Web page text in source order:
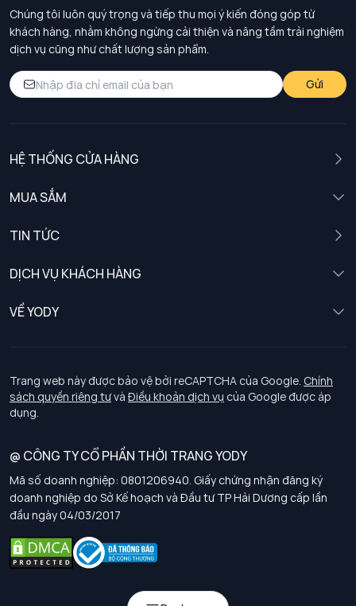
Chúng tôi luôn quý trọng và tiếp thu mọi ý kiến đóng góp từ
khách hàng, nhằm không ngừng cải thiện và nâng tầm trải nghiệm
dịch vụ cũng như chất lượng sản phẩm.
Gửi
HỆ THỐNG CỬA HÀNG
MUA SẮM
TIN TỨC
DỊCH VỤ KHÁCH HÀNG
Chính sách khách hàng thân thiết
Chính sách bảo vệ dữ liệu cá nhân
Chính sách thanh toán, giao nhận
Chính sách chất lượng và an toàn sức khoẻ nghề nghiệp
Chính sách đơn đồng phục
Hướng dẫn chọn kích thước
VỀ YODY
Tuyển dụng
Trang web này được bảo vệ bởi reCAPTCHA của Google. Chính
sách quyền riêng tưvà Điều khoản dịch vụ của Google được áp
dụng.
@ CÔNG TY CỔ PHẦN THỜI TRANG YODY
Mã số doanh nghiệp: 0801206940. Giấy chứng nhận đăng ký
doanh nghiệp do Sở Kế hoạch và Đầu tư TP Hải Dương cấp lần
đầu ngày 04/03/2017